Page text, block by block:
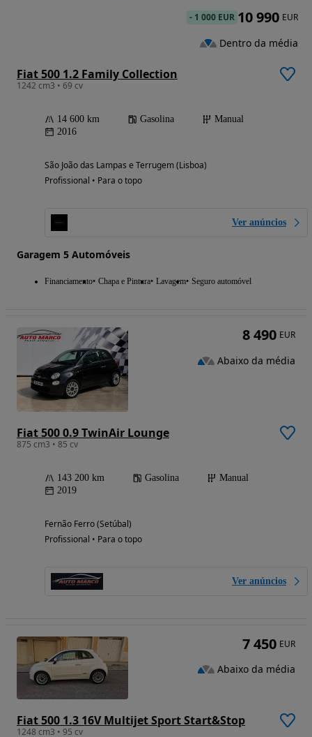
Fiat 500 1.2 Family Collection
1242 cm3 • 69 cv
14 600 km Gasolina
Manual
2016
São João das Lampas e Terrugem (Lisboa)
Profissional • Para o topo
Ver anúncios
Garagem 5 Automóveis
Financiamento Chapa e Pintura Lavagem Seguro automóvel
- 1 000 EUR 10 990 EUR
Dentro da média
Fiat 500 0.9 TwinAir Lounge
875 cm3 • 85 cv
143 200 km Gasolina
Manual
2019
Fernão Ferro (Setúbal)
Profissional • Para o topo
Ver anúncios
8 490 EUR
Abaixo da média
Fiat 500 1.3 16V Multijet Sport Start&Stop
1248 cm3 • 95 cv
7 450 EUR
Abaixo da média